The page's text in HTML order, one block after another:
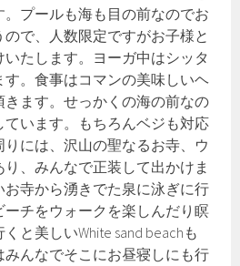
プールも海も目の前なのでお
で、人数限定ですがお子様と
たします。ヨーガ中はシッタ
。食事はコマンの美味しいヘ
ます。せっかくの海の前なの
います。もちろんベジも対応
には、沢山の聖なるお寺、ウ
、みんなで正装して出かけま
寺から湧きでた泉に泳ぎに行
ーチをウォークを楽しんだり瞑
と美しいWhite sand beachも
んなでそこにお昼寝しにも行